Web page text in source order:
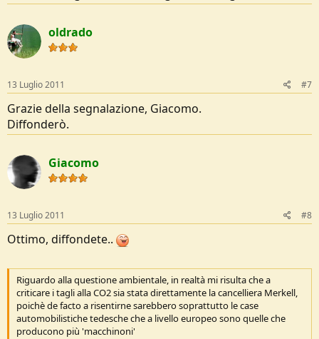
oldrado
13 Luglio 2011 #7
Grazie della segnalazione, Giacomo.
Diffonderò.
Giacomo
13 Luglio 2011 #8
Ottimo, diffondete..
Riguardo alla questione ambientale, in realtà mi risulta che a
criticare i tagli alla CO2 sia stata direttamente la cancelliera Merkell,
poichè de facto a risentirne sarebbero soprattutto le case
automobilistiche tedesche che a livello europeo sono quelle che
producono più 'macchinoni'